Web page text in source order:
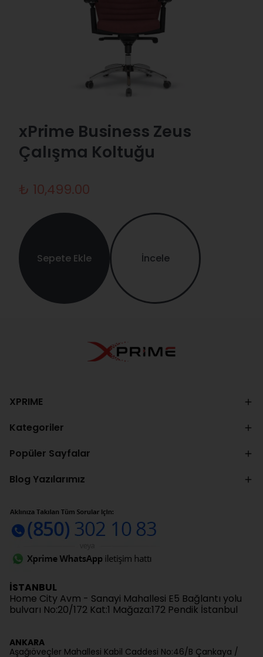
xPrime Business Zeus
Çalışma Koltuğu
₺ 10,499.00
Sepete Ekle İncele
XPRIME
Kategoriler
Popüler Sayfalar
Blog Yazılarımız
İSTANBUL
Home City Avm - Sanayi Mahallesi E5 Bağlantı yolu
bulvarı No:20/172 Kat:1 Mağaza:172 Pendik İstanbul
ANKARA
Aşağıöveçler Mahallesi Kabil Caddesi No:46/B Çankaya /